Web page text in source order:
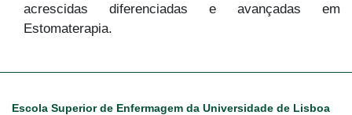
acrescidas diferenciadas e avançadas em
Estomaterapia.
Escola Superior de Enfermagem da Universidade de Lisboa